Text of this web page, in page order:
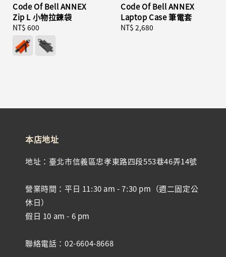
Code Of Bell ANNEX
Zip L 小物拉鍊袋
Regular
price
NT$ 600
Code Of Bell ANNEX
Laptop Case 筆電套
Regular
NT$ 2,680
本店地址
地址：臺北市信義區忠孝東路四段553巷46弄14號
營業時間：平日 11:30 am - 7:30 pm（週二固定公
休日）
假日 10 am - 6 pm
聯絡電話：02-6604-8668